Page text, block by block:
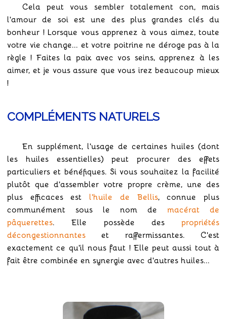
Cela peut vous sembler totalement con, mais
l'amour de soi est une des plus grandes clés du
bonheur ! Lorsque vous apprenez à vous aimez, toute
votre vie change... et votre poitrine ne déroge pas à la
règle ! Faites la paix avec vos seins, apprenez à les
aimer, et je vous assure que vous irez beaucoup mieux
!
COMPLÉMENTS NATURELS
En supplément, l'usage de certaines huiles (dont
les huiles essentielles) peut procurer des effets
particuliers et bénéfiques. Si vous souhaitez la facilité
plutôt que d'assembler votre propre crème, une des
plus efficaces estl'huile de Bellis, connue plus
communément sous le nom de macérat de
pâquerettes. Elle possède des propriétés
décongestionnantes et raffermissantes. C'est
exactement ce qu'il nous faut ! Elle peut aussi tout à
fait être combinée en synergie avec d'autres huiles...